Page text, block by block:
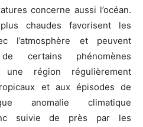
concerne aussi l’océan.
chaudes favorisent les
l’atmosphère et peuvent
certains phénomènes
une région régulièrement
et aux épisodes de
anomalie climatique
suivie de près par les